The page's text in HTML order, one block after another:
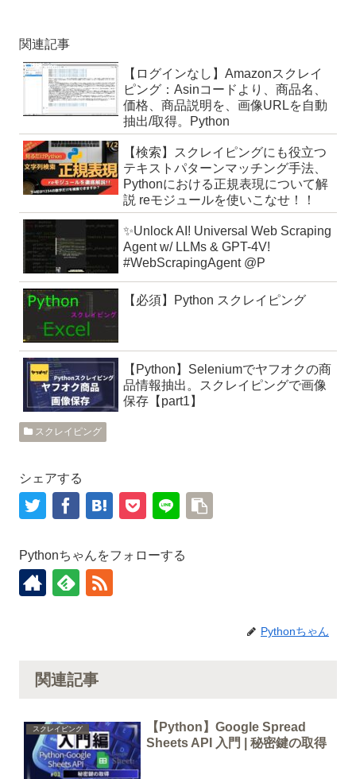
関連記事
【ログインなし】Amazonスクレイ
ピング：Asinコードより、商品名、
価格、商品説明を、画像URLを自動
抽出/取得。Python
【検索】スクレイピングにも役立つ
テキストパターンマッチング手法、
Pythonにおける正規表現について解
説 reモジュールを使いこなせ！！
✨Unlock AI! Universal Web Scraping
Agent w/ LLMs & GPT-4V!
#WebScrapingAgent @P
【必須】Python スクレイピング
【Python】Seleniumでヤフオクの商
品情報抽出。スクレイピングで画像
保存【part1】
スクレイピング
シェアする
Pythonちゃんをフォローする
Pythonちゃん
関連記事
スクレイピング
【Python】Google Spread
Sheets API 入門 | 秘密鍵の取得